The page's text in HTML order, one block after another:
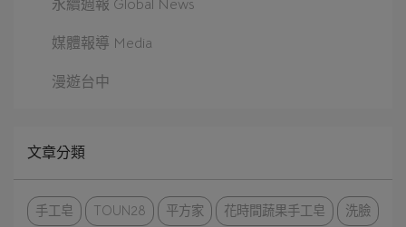
永續週報 Global News
媒體報導 Media
漫遊台中
文章分類
手工皂 TOUN28 平方家 花時間蔬果手工皂 洗臉